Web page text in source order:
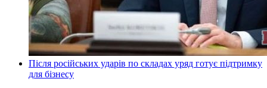
Після російських ударів по складах уряд готує підтримку
для бізнесу